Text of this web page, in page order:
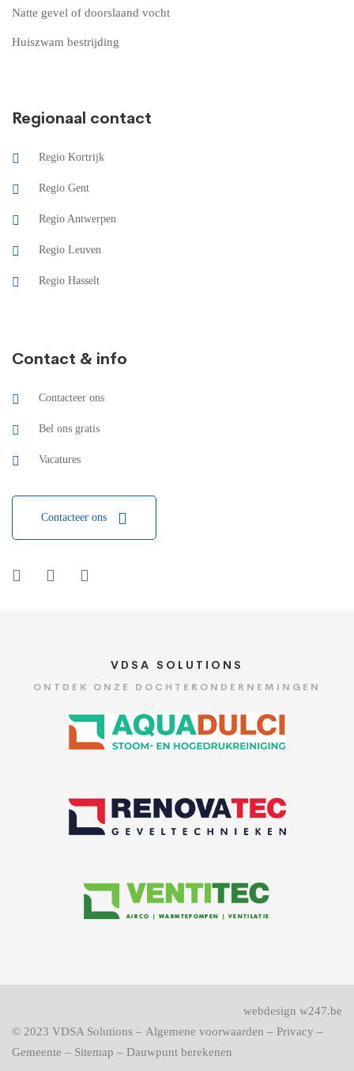
Natte gevel of doorslaand vocht
Huiszwam bestrijding
Regionaal contact
Regio Kortrijk
Regio Gent
Regio Antwerpen
Regio Leuven
Regio Hasselt
Contact & info
Contacteer ons
Bel ons gratis
Vacatures
Contacteer ons
VDSA SOLUTIONS
ONTDEK ONZE DOCHTERONDERNEMINGEN
© 2023 VDSA Solutions – Algemene voorwaarden – Privacy –
Gemeente – Sitemap – Dauwpunt berekenen
webdesign w247.be